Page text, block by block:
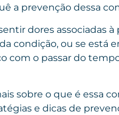
a prevenção dessa
dores associadas
condição, ou se está
com o passar do
sobre o que é essa
e dicas de